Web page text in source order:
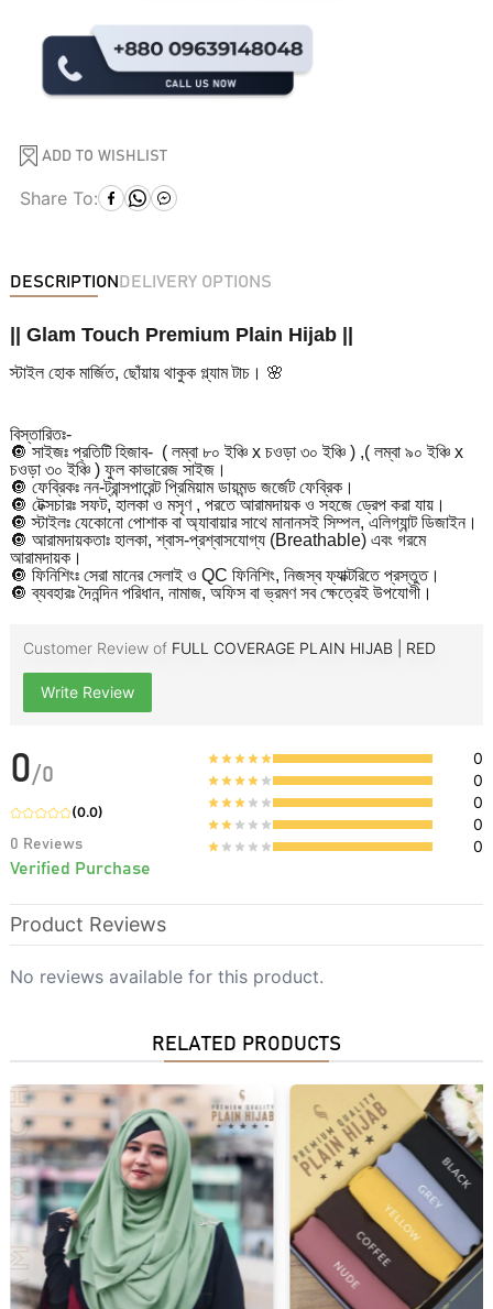
ADD TO WISHLIST
Share To:
DESCRIPTION DELIVERY OPTIONS
|| Glam Touch Premium Plain Hijab ||
স্টাইল হোক মার্জিত, ছোঁয়ায় থাকুক গ্ল্যাম টাচ। 🌸
বিস্তারিতঃ-
🔘 সাইজঃ প্রতিটি হিজাব- ( লম্বা ৮০ ইঞ্চি x চওড়া ৩০ ইঞ্চি ) ,( লম্বা ৯০ ইঞ্চি x
চওড়া ৩০ ইঞ্চি ) ফুল কাভারেজ সাইজ।
🔘 ফেব্রিকঃ নন-ট্রান্সপারেন্ট প্রিমিয়াম ডায়মন্ড জর্জেট ফেব্রিক।
🔘 টেক্সচারঃ সফট, হালকা ও মসৃণ , পরতে আরামদায়ক ও সহজে ড্রেপ করা যায়।
🔘 স্টাইলঃ যেকোনো পোশাক বা অ্যাবায়ার সাথে মানানসই সিম্পল, এলিগ্যান্ট ডিজাইন।
🔘 আরামদায়কতাঃ হালকা, শ্বাস-প্রশ্বাসযোগ্য (Breathable) এবং গরমে
আরামদায়ক।
🔘 ফিনিশিংঃ সেরা মানের সেলাই ও QC ফিনিশিং, নিজস্ব ফ্যাক্টরিতে প্রস্তুত।
🔘 ব্যবহারঃ দৈনন্দিন পরিধান, নামাজ, অফিস বা ভ্রমণ সব ক্ষেত্রেই উপযোগী।
Customer Review of FULL COVERAGE PLAIN HIJAB | RED
Write Review
0/0
(0.0)
0 Reviews
Verified Purchase
0
0
0
0
0
Product Reviews
No reviews available for this product.
RELATED PRODUCTS